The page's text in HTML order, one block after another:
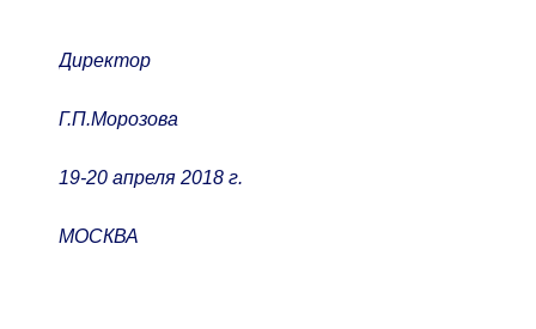
Директор
Г.П.Морозова
19-20 апреля 2018 г.
МОСКВА